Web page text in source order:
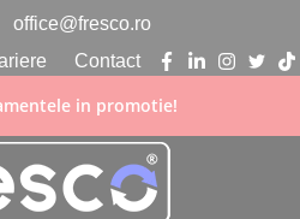
office@fresco.ro
Contact
facebook
linkedin
in promotie!